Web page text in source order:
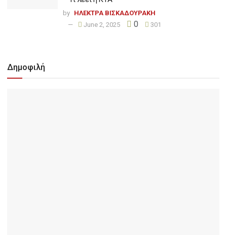
by ΗΛΕΚΤΡΑ ΒΙΣΚΑΔΟΥΡΑΚΗ
June 2, 2025
0 301
Δημοφιλή